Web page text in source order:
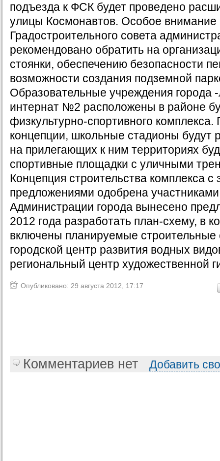
подъезда к ФСК будет проведено
улицы Космонавтов. Особое внимание
Градостроительного совета
рекомендовано обратить на
стоянки, обеспечению безопасности
возможности создания подземной
Образовательные учреждения
интернат №2 расположены в районе
физкультурно-спортивного комплекса.
концепции, школьные стадионы будут
на прилегающих к ним территориях
спортивные площадки с уличными
Концепция строительства комплекса
предложениями одобрена
Администрации города вынесено
2012 года разработать план-схему, в
включены планируемые строительные
городской центр развития водных
региональный центр художественной
Опубликовано: 29 августа 2012, 17:17
Комментариев нет Добавить